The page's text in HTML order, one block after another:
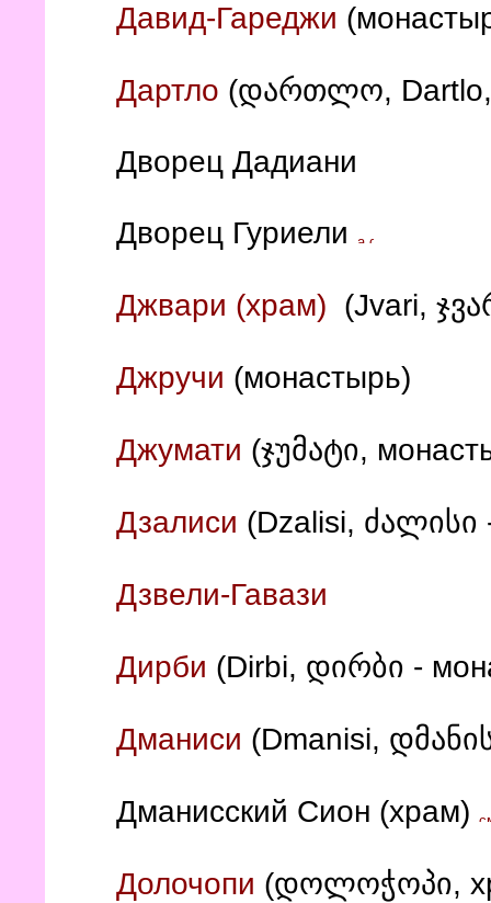
Давид-Гареджи
Дартло (დართლო, Dartlo,
Дворец Дадиани
Дворец Гуриели
Джвари (храм) (Jvari,
Джручи (монастырь)
Джумати (ჯუმატი,
Дзалиси (Dzalisi, ძალისი
Дзвели-Гавази
Дирби (Dirbi, დირბი -
Дманиси (Dmanisi,
Дманисский Сион (храм)
Долочопи (დოლოჭოპი,